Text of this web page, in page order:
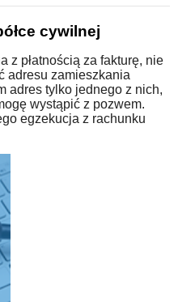
cywilnej
z płatnością za fakturę, nie
adresu zamieszkania
adres tylko jednego z nich,
wystąpić z pozwem.
egzekucja z rachunku